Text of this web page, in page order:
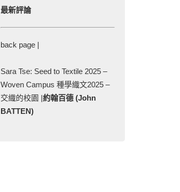
最新評論
back page |
Sara Tse: Seed to Textile 2025 –
Woven Campus 種學織文2025 –
交織的校園 |約翰百德 (John
BATTEN)